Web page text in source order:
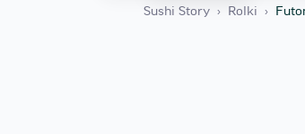
Sushi Story › Rolki ›